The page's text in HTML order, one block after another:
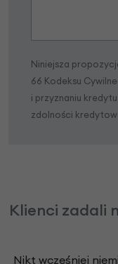
Niniejsza
66 Kodeksu
i przyznaniu
zdolności
Klienci zadali
Nikt wcześniej